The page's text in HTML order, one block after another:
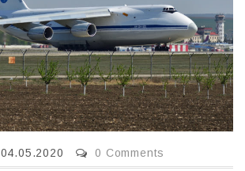
04.05.2020 0 Comments